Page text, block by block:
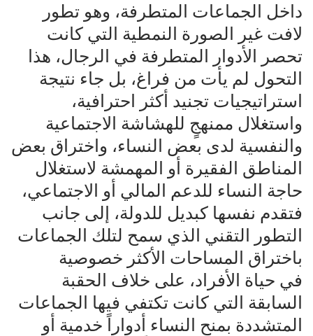
داخل الجماعات المتطرفة، وهو تطور
لافت غير الصورة النمطية التي كانت‌‌
تحصر الأدوار المتطرفة في الرجال، هذا
التحول لم يأت من فراغ، بل جاء نتيجة‌‌
استراتيجيات تجنيد أكثر احترافية،
واستغلال ممنهجٍ للهشاشة الاجتماعية‌‌
والنفسية لدى بعض النساء، واختراق بعض
المناطق الفقيرة أو المهمشة لاستغلال‌‌
حاجة النساء للدعم المالي أو الاجتماعي،
فتقدم نفسها كبديل للدولة، إلى جانب‌‌
التطور التقني الذي سمح لتلك الجماعات
باختراق المساحات الأكثر خصوصية‌‌
في حياة الأفراد، على خلاف الحقبة
السابقة التي كانت تكتفي فيها الجماعات‌‌
المتشددة بمنح النساء أدواراً خدمية أو